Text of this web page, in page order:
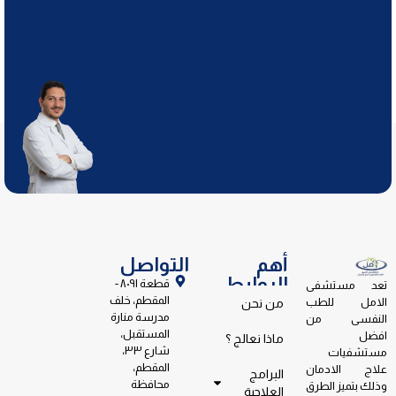
تعد مستشفى
الامل للطب
النفسى من
افضل
مستشفيات
علاج الادمان
وذلك بتميز الطرق
أهم
الروابط
من نحن
ماذا نعالج ؟
البرامج
العلاجية
التواصل
قطعة ٨٠٩١ -
المقطم، خلف
مدرسة منارة
المستقبل،
شارع ٣٣،
المقطم،
محافظة